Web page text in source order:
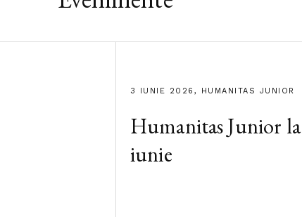
3 IUNIE 2026, HUMANITAS JUNIOR
Humanitas Junior
iunie